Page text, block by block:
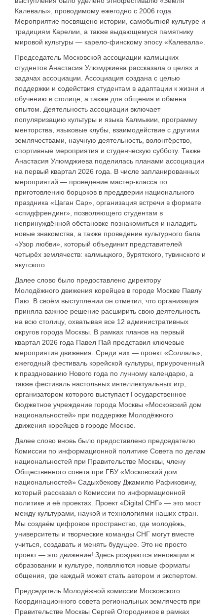
Калевалы», проводимому ежегодно с 2006 года.
Мероприятие посвящено истории, самобытной культуре и
традициям Карелии, а также выдающемуся памятнику
мировой культуры — карело-финскому эпосу «Калевала».
Председатель Московской ассоциации калмыцких
студентов Анастасия Улюмджиева рассказала о целях и
задачах ассоциации. Ассоциация создана с целью
поддержки и содействия студентам в адаптации к жизни и
обучению в столице, а также для общения и обмена
опытом. Деятельность ассоциации включает
популяризацию культуры и языка Калмыкии, программу
менторства, языковые клубы, взаимодействие с другими
землячествами, научную деятельность, волонтёрство,
спортивные мероприятия и студенческую субботу. Также
Анастасия Улюмджиева поделилась планами ассоциации
на первый квартал 2026 года. В числе запланированных
мероприятий — проведение мастер-класса по
приготовлению борцоков в преддверии национального
праздника «Цаган Сар», организация встречи в формате
«спидфрендинг», позволяющего студентам в
непринуждённой обстановке познакомиться и наладить
новые знакомства, а также проведение культурного бала
«Узор любви», который объединит представителей
четырёх землячеств: калмыцкого, бурятского, тувинского и
якутского.
Далее слово было предоставлено директору
Молодёжного движения корейцев в городе Москве Павлу
Паю. В своём выступлении он отметил, что организация
приняла важное решение расширить свою деятельность
на всю столицу, охватывая все 12 административных
округов города Москвы. В рамках планов на первый
квартал 2026 года Павел Пай представил ключевые
мероприятия движения. Среди них — проект «Соллаль»,
ежегодный фестиваль корейской культуры, приуроченный
к празднованию Нового года по лунному календарю, а
также фестиваль настольных интеллектуальных игр,
организатором которого выступает Государственное
бюджетное учреждение города Москвы «Московский дом
национальностей» при поддержке Молодёжного
движения корейцев в городе Москве.
Далее слово вновь было предоставлено председателю
Комиссии по информационной политике Совета по делам
национальностей при Правительстве Москвы, члену
Общественного совета при ГБУ «Московский дом
национальностей» Садыхбекову Джамилю Рафиковичу,
который рассказал о Комиссии по информационной
политике и её проектах. Проект «Digital СНГ» — это мост
между культурами, наукой и технологиями наших стран.
Мы создаём цифровое пространство, где молодёжь,
университеты и творческие команды СНГ могут вместе
учиться, создавать и менять будущее. Это не просто
проект — это движение! Здесь рождаются инновации в
образовании и культуре, появляются новые форматы
общения, где каждый может стать автором и экспертом.
Председатель Молодёжной комиссии Московского
Координационного совета региональных землячеств при
Правительстве Москвы Сергей Огородников в рамках